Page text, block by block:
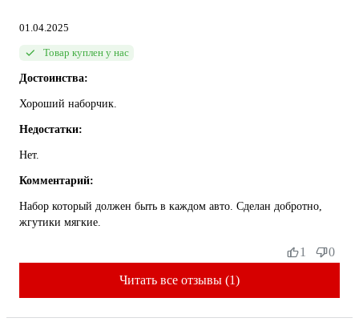
01.04.2025
Товар куплен у нас
Достоинства:
Хороший наборчик.
Недостатки:
Нет.
Комментарий:
Набор который должен быть в каждом авто. Сделан добротно,
жгутики мягкие.
Читать все отзывы (1)
1 0